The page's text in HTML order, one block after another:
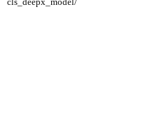
cls_deepx_model/